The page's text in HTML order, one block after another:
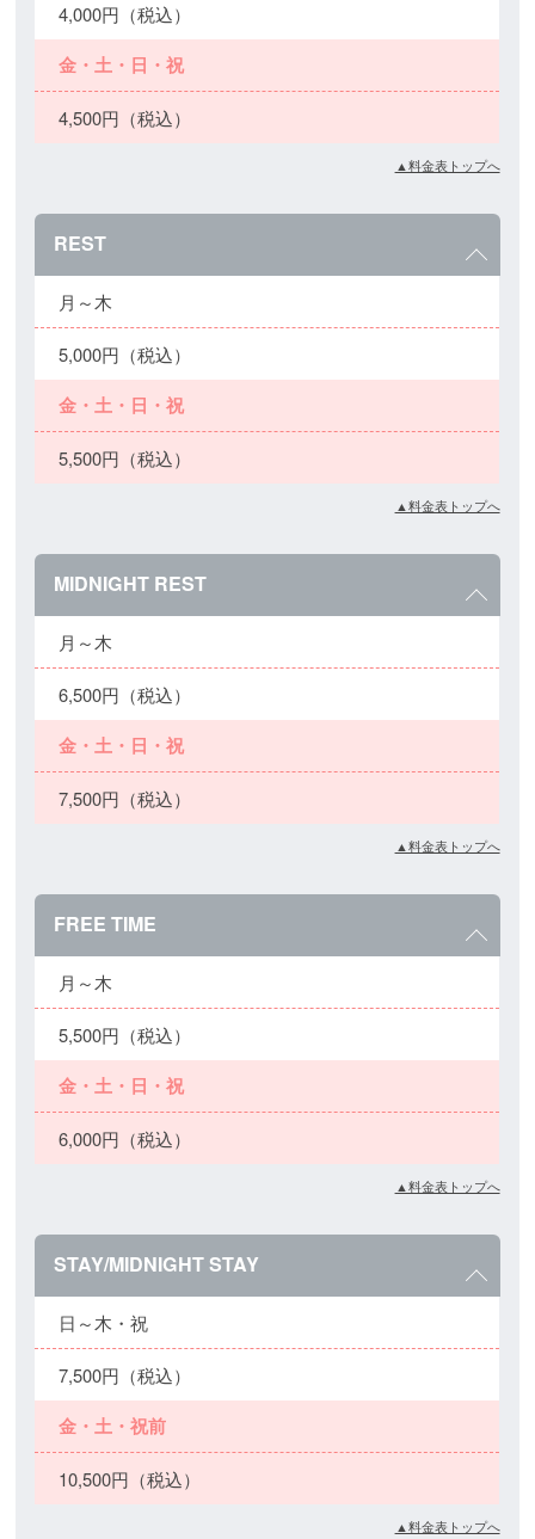
4,000円（税込）
金・土・日・祝
4,500円（税込）
▲料金表トップへ
REST
月～木
5,000円（税込）
金・土・日・祝
5,500円（税込）
▲料金表トップへ
MIDNIGHT REST
月～木
6,500円（税込）
金・土・日・祝
7,500円（税込）
▲料金表トップへ
FREE TIME
月～木
5,500円（税込）
金・土・日・祝
6,000円（税込）
▲料金表トップへ
STAY/MIDNIGHT STAY
日～木・祝
7,500円（税込）
金・土・祝前
10,500円（税込）
▲料金表トップへ